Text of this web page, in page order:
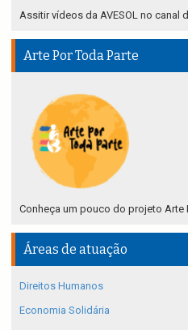
Assitir vídeos da AVESOL no canal
Arte Por Toda Parte
Conheça um pouco do projeto Arte
Áreas de atuação
Direitos Humanos
Economia Solidária